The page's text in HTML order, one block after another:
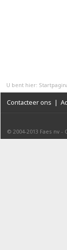
U bent hier:
Contacteer ons |
© 2004-2013 Faes nv -